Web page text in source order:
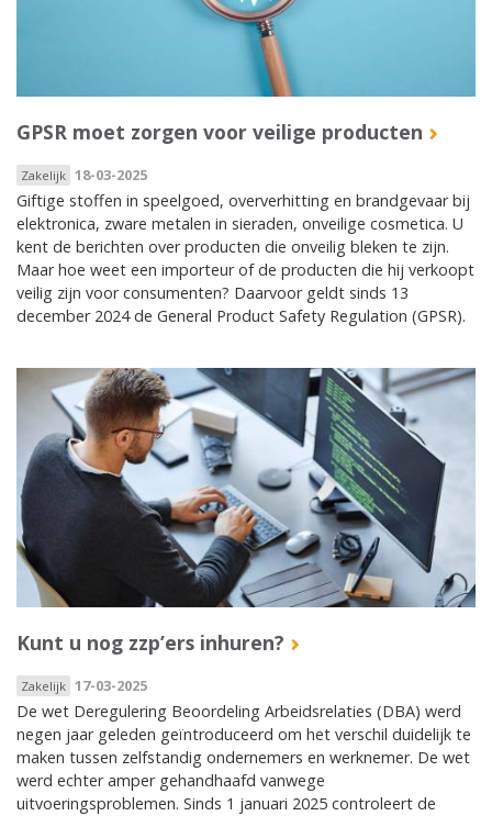
GPSR moet zorgen voor veilige producten
Zakelijk 18-03-2025
Giftige stoffen in speelgoed, oververhitting en brandgevaar bij
elektronica, zware metalen in sieraden, onveilige cosmetica. U
kent de berichten over producten die onveilig bleken te zijn.
Maar hoe weet een importeur of de producten die hij verkoopt
veilig zijn voor consumenten? Daarvoor geldt sinds 13
december 2024 de General Product Safety Regulation (GPSR).
Kunt u nog zzp’ers inhuren?
Zakelijk 17-03-2025
De wet Deregulering Beoordeling Arbeidsrelaties (DBA) werd
negen jaar geleden geïntroduceerd om het verschil duidelijk te
maken tussen zelfstandig ondernemers en werknemer. De wet
werd echter amper gehandhaafd vanwege
uitvoeringsproblemen. Sinds 1 januari 2025 controleert de